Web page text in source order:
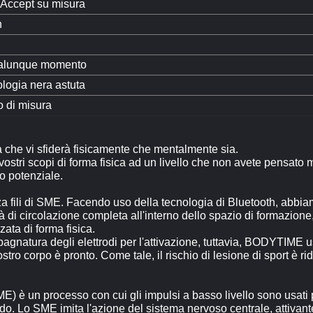
su misura
momento
nera astuta
di misura
vi sfiderà fisicamente che mentalmente sia.
scopi di forma fisica ad un livello che non avete pensato
potenziale.
fili di SME. Facendo uso della tecnologia di Bluetooth,
di circolazione completa all'interno dello spazio di
di forma fisica.
degli elettrodi per l'attivazione, tuttavia, BODYTIME
corpo è pronto. Come tale, il rischio di lesione di sport è
è un processo con cui gli impulsi a basso livello sono
Lo SME imita l'azione del sistema nervoso centrale,